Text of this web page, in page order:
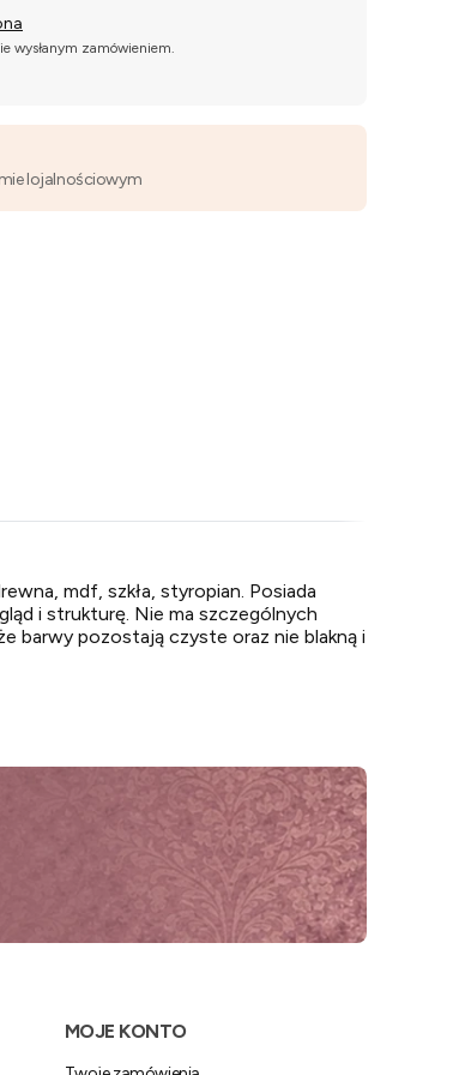
wysłanym zamówieniem.
lojalnościowym
mdf, szkła, styropian. Posiada
i strukturę. Nie ma szczególnych
barwy pozostają czyste oraz nie blakną i
MOJE KONTO